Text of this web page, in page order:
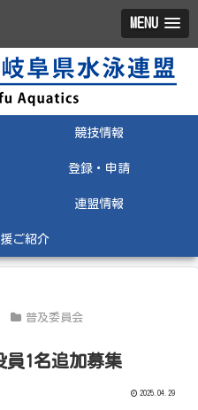
MENU
競技情報
登録・申請
連盟情報
ご紹介
普及委員会
員1名追加募集
2025.04.29